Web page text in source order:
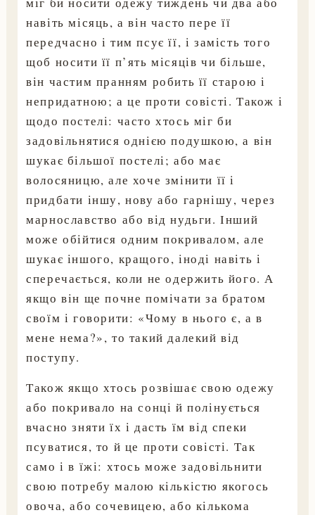
навіть місяць, а він часто пере її
передчасно і тим псує її, і замість того
щоб носити її п’ять місяців чи більше,
він частим пранням робить її старою і
непридатною; а це проти совісті. Також і
щодо постелі: часто хтось міг би
задовільнятися однією подушкою, а він
шукає більшої постелі; або має
волосяницю, але хоче змінити її і
придбати іншу, нову або гарнішу, через
марнославство або від нудьги. Інший
може обійтися одним покривалом, але
шукає іншого, кращого, іноді навіть і
сперечається, коли не одержить його. А
якщо він ще почне помічати за братом
своїм і говорити: «Чому в нього є, а в
мене нема?», то такий далекий від
поступу.
Також якщо хтось розвішає свою одежу
або покривало на сонці й полінується
вчасно зняти їх і дасть їм від спеки
псуватися, то й це проти совісті. Так
само і в їжі: хтось може задовільнити
свою потребу малою кількістю якогось
овоча, або сочевицею, або кількома